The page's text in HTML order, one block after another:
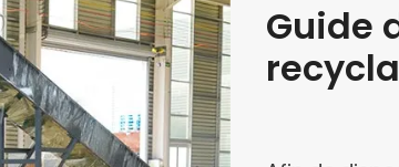
Guide